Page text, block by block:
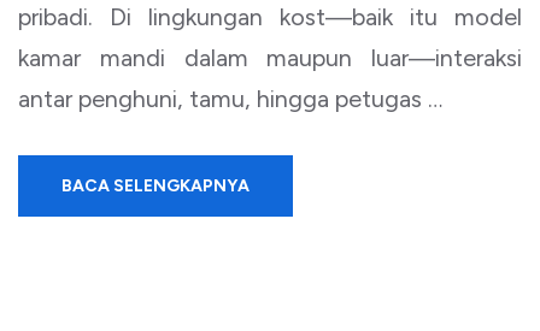
pribadi. Di lingkungan kost—baik itu model
kamar mandi dalam maupun luar—interaksi
antar penghuni, tamu, hingga petugas …
BACA SELENGKAPNYA